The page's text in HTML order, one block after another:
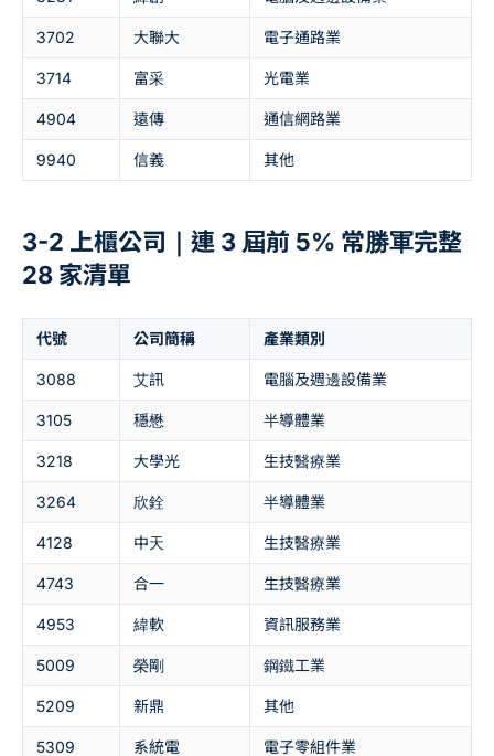
3702 大聯大 電子通路業
3714 富采 光電業
4904 遠傳 通信網路業
9940 信義 其他
3-2 上櫃公司｜連 3 屆前 5% 常勝軍完整
28 家清單
代號 公司簡稱 產業類別
3088 艾訊 電腦及週邊設備業
3105 穩懋 半導體業
3218 大學光 生技醫療業
3264 欣銓 半導體業
4128 中天 生技醫療業
4743 合一 生技醫療業
4953 緯軟 資訊服務業
5009 榮剛 鋼鐵工業
5209 新鼎 其他
5309 系統電 電子零組件業